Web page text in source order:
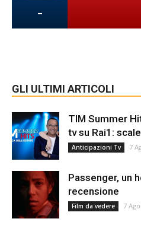
-
GLI ULTIMI ARTICOLI
TIM Summer
tv su Rai1:
Anticipazioni Tv 7
Passenger, un
recensione
Film da vedere 7